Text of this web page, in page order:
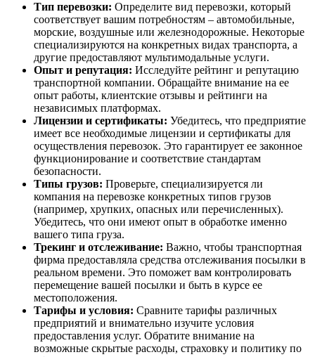
Тип перевозки: Определите вид перевозки, который
соответствует вашим потребностям – автомобильные,
морские, воздушные или железнодорожные. Некоторые
специализируются на конкретных видах транспорта, а
другие предоставляют мультимодальные услуги.
Опыт и репутация: Исследуйте рейтинг и репутацию
транспортной компании. Обращайте внимание на ее
опыт работы, клиентские отзывы и рейтинги на
независимых платформах.
Лицензии и сертификаты: Убедитесь, что предприятие
имеет все необходимые лицензии и сертификаты для
осуществления перевозок. Это гарантирует ее законное
функционирование и соответствие стандартам
безопасности.
Типы грузов: Проверьте, специализируется ли
компания на перевозке конкретных типов грузов
(например, хрупких, опасных или перечисленных).
Убедитесь, что они имеют опыт в обработке именно
вашего типа груза.
Трекинг и отслеживание: Важно, чтобы транспортная
фирма предоставляла средства отслеживания посылки в
реальном времени. Это поможет вам контролировать
перемещение вашей посылки и быть в курсе ее
местоположения.
Тарифы и условия: Сравните тарифы различных
предприятий и внимательно изучите условия
предоставления услуг. Обратите внимание на
возможные скрытые расходы, страховку и политику по